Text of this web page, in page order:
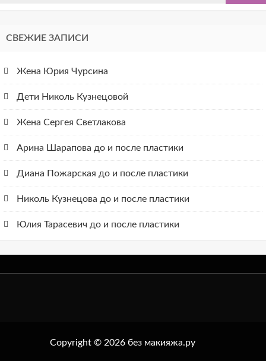
СВЕЖИЕ ЗАПИСИ
Жена Юрия Чурсина
Дети Николь Кузнецовой
Жена Сергея Светлакова
Арина Шарапова до и после пластики
Диана Пожарская до и после пластики
Николь Кузнецова до и после пластики
Юлия Тарасевич до и после пластики
Copyright © 2026 без макияжа.ру